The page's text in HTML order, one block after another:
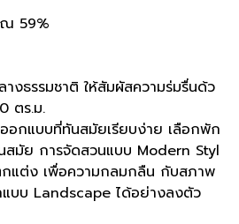
ณ 59%
างธรรมชาติ ให้สัมผัสความร่มรื่นด้ว
ตร.ม.
อกแบบที่ทันสมัยเรียบง่าย เลือกพัก
สมัย การจัดสวนแบบ Modern Styl
แต่ง เพื่อความกลมกลืน กับสภาพ
บบ Landscape ได้อย่างลงตัว